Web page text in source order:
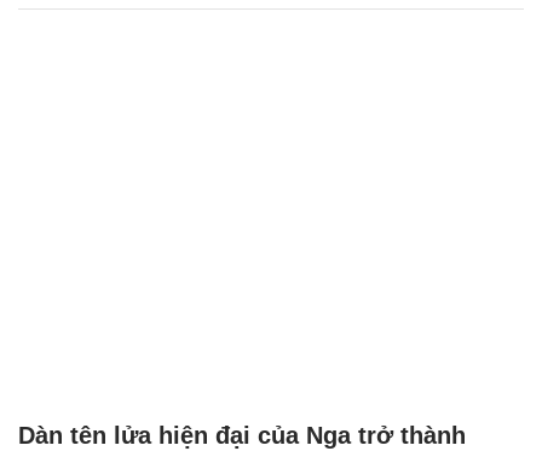
Dàn tên lửa hiện đại của Nga trở thành